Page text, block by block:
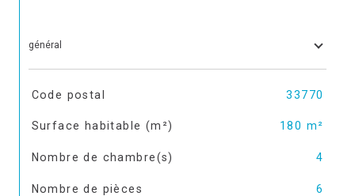
général
TRAD_SIROCCO_Caracteristique
Code postal 33770
Surface habitable (m²) 180 m²
Nombre de chambre(s) 4
Nombre de pièces 6